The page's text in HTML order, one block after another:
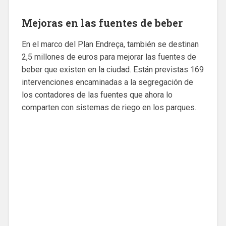
Mejoras en las fuentes de beber
En el marco del Plan Endreça, también se destinan
2,5 millones de euros para mejorar las fuentes de
beber que existen en la ciudad. Están previstas 169
intervenciones encaminadas a la segregación de
los contadores de las fuentes que ahora lo
comparten con sistemas de riego en los parques.